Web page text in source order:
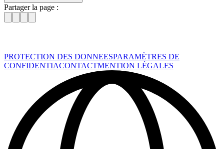
Partager la page :
PROTECTION DES DONNEESPARAMÈTRES DE
CONFIDENTIACONTACTMENTION LÉGALES